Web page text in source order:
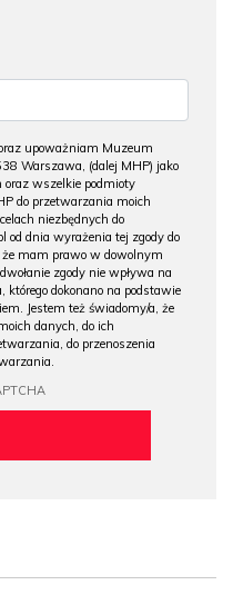
upoważniam Muzeum
Warszawa, (dalej MHP) jako
wszelkie podmioty
do przetwarzania moich
niezbędnych do
od dnia wyrażenia tej zgody do
że mam prawo w dowolnym
zgody nie wpływa na
dokonano na podstawie
Jestem też świadomy/a, że
danych, do ich
do przenoszenia